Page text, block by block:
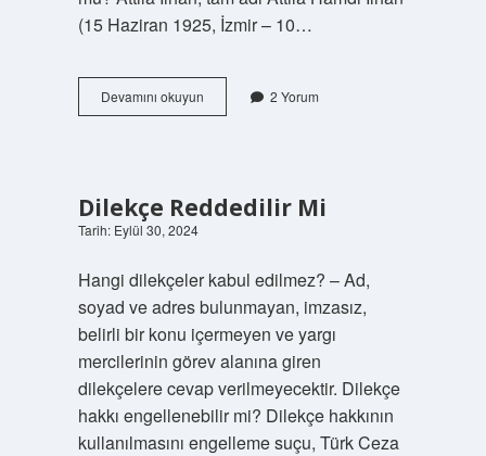
(15 Haziran 1925, İzmir – 10…
Devamını okuyunSadri
Alışık
2 Yorum
Dilekçe Reddedilir Mi
Tarih: Eylül 30, 2024
Hangi dilekçeler kabul edilmez? – Ad,
soyad ve adres bulunmayan, imzasız,
belirli bir konu içermeyen ve yargı
mercilerinin görev alanına giren
dilekçelere cevap verilmeyecektir. Dilekçe
hakkı engellenebilir mi? Dilekçe hakkının
kullanılmasını engelleme suçu, Türk Ceza